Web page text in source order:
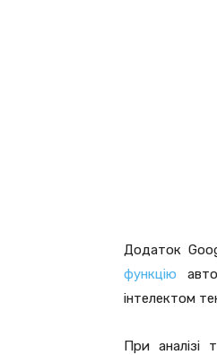
Додаток
функцію
інтелектом
При аналізі